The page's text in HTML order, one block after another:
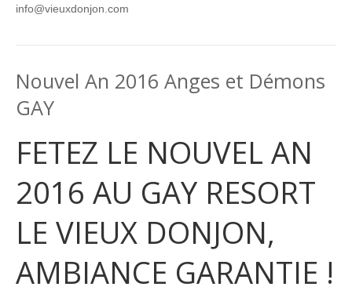
info@vieuxdonjon.com
Nouvel An 2016 Anges et Démons
GAY
FETEZ LE NOUVEL AN
2016 AU GAY RESORT
LE VIEUX DONJON,
AMBIANCE GARANTIE !